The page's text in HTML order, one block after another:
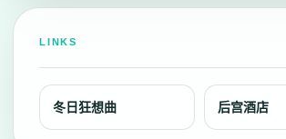
LINKS
冬日狂想曲 后宫酒店